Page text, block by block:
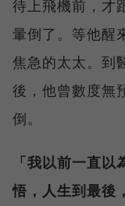
待上飛機前，才
暈倒了。等他醒
焦急的太太。到
後，他曾數度無
倒。
「我以前一直
悟，人生到最後